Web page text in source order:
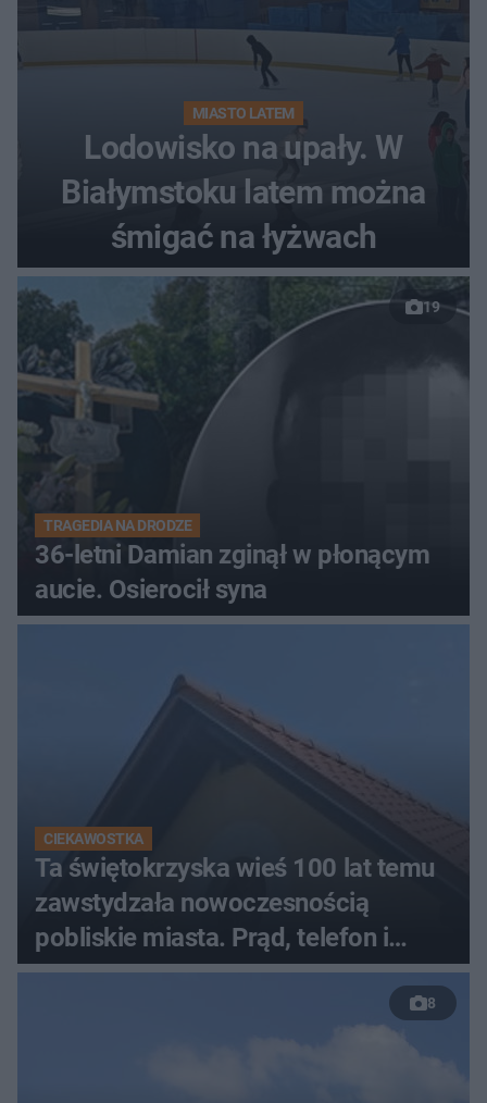
MIASTO LATEM
Lodowisko na upały. W
Białymstoku latem można
śmigać na łyżwach
19
TRAGEDIA NA DRODZE
36-letni Damian zginął w płonącym
aucie. Osierocił syna
CIEKAWOSTKA
Ta świętokrzyska wieś 100 lat temu
zawstydzała nowoczesnością
pobliskie miasta. Prąd, telefon i
luksusowa auta
8